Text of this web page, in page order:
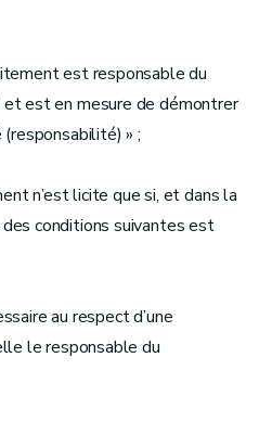
est responsable du
est en mesure de démontrer
» ;
n’est licite que si, et dans la
des conditions suivantes est
au respect d’une
le responsable du